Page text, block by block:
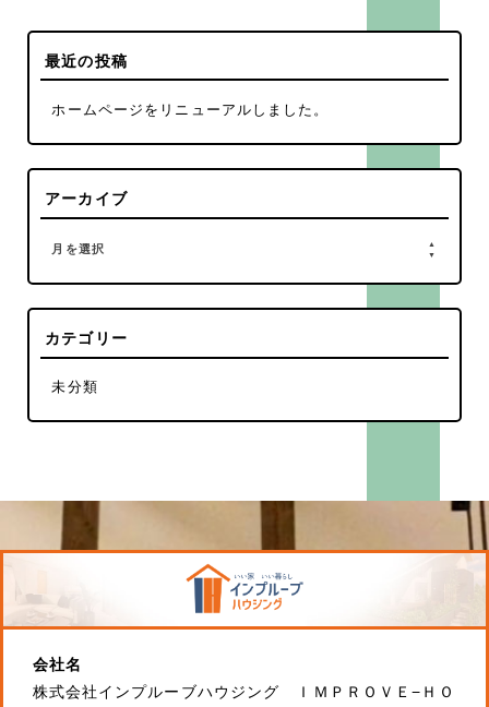
最近の投稿
ホームページをリニューアルしました。
アーカイブ
月を選択
カテゴリー
未分類
会社名
株式会社インプルーブハウジング ＩＭＰＲＯＶＥ−ＨＯ